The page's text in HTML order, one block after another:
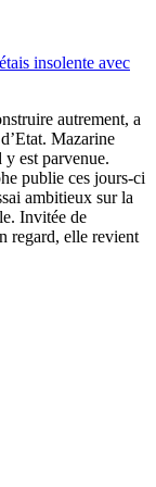
insolente avec
autrement, a
Mazarine
est parvenue.
publie ces jours-ci
ambitieux sur la
Invitée de
regard, elle revient